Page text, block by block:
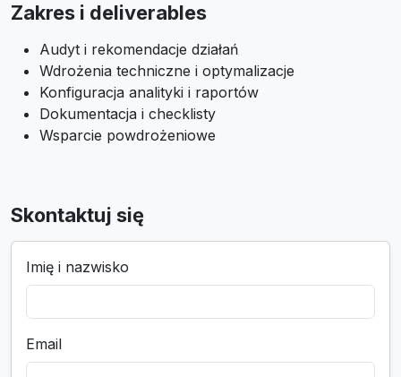
Zakres i deliverables
Audyt i rekomendacje działań
Wdrożenia techniczne i optymalizacje
Konfiguracja analityki i raportów
Dokumentacja i checklisty
Wsparcie powdrożeniowe
Skontaktuj się
Imię i nazwisko
Email